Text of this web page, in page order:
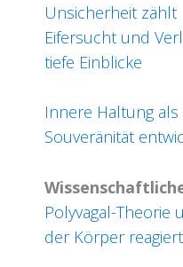
Unsicherheit zählt
Eifersucht und
tiefe Einblicke
Innere Haltung
Souveränität
Polyvagal-Theorie
der Körper reagiert